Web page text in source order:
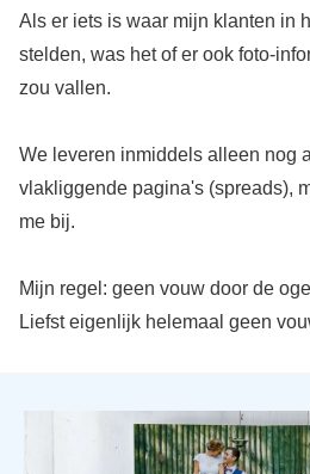
Als er iets is waar mijn klanten in
stelden, was het of er ook foto-
zou vallen.
We leveren inmiddels alleen nog
vlakliggende pagina's (spreads),
me bij.
Mijn regel: geen vouw door de
Liefst eigenlijk helemaal geen